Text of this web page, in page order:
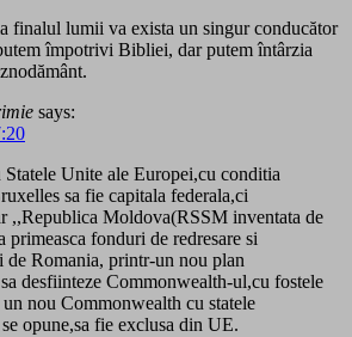
finalul lumii va exista un singur conducător
împotrivi Bibliei, dar putem întârzia
says:
Statele Unite ale Europei,cu conditia
sa fie capitala federala,ci
Moldova(RSSM inventata de
primeasca fonduri de redresare si
de Romania, printr-un nou plan
desfiinteze Commonwealth-ul,cu fostele
nou Commonwealth cu statele
opune,sa fie exclusa din UE.